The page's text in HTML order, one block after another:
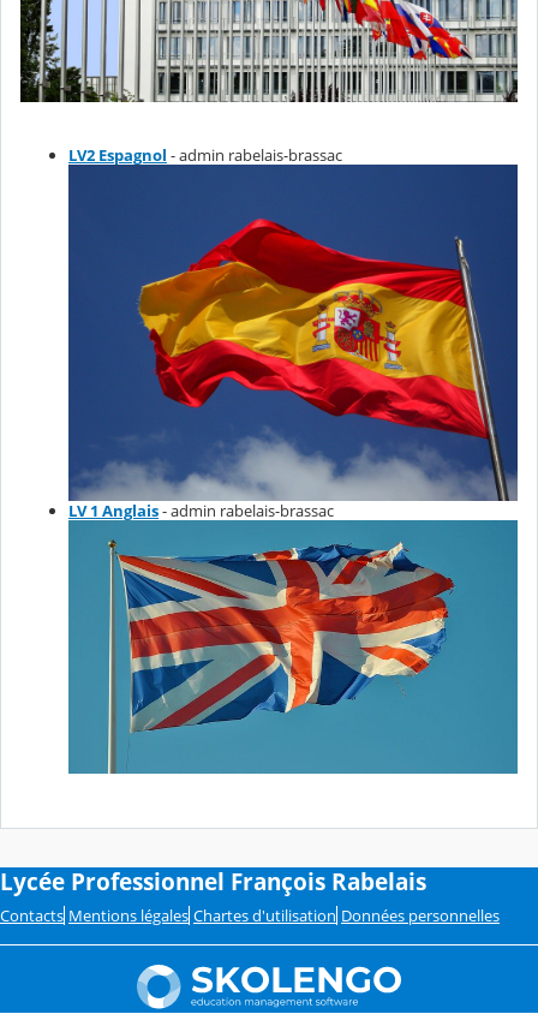
LV2 Espagnol - admin rabelais-brassac
LV 1 Anglais- admin rabelais-brassac
Lycée Professionnel François Rabelais
Contacts Mentions légales Chartes d'utilisation Données personnelles